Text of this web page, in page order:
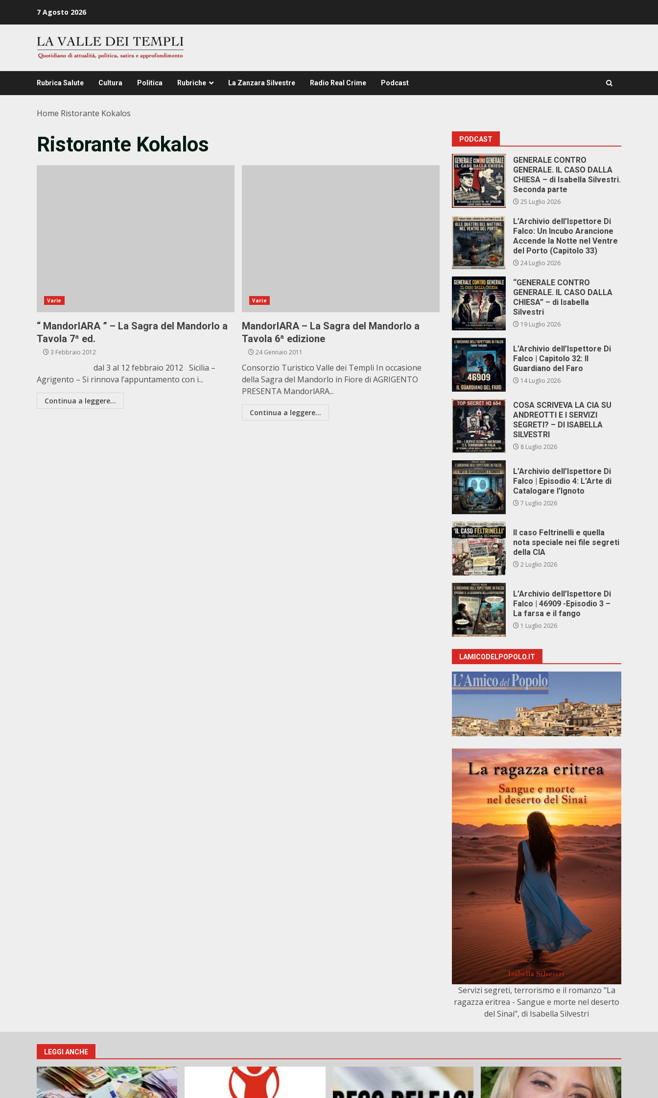
7 Agosto 2026
Rubrica Salute Cultura Politica Rubriche La Zanzara Silvestre Radio Real Crime Podcast
Home Ristorante Kokalos
Ristorante Kokalos
Varie
“ MandorlARA ” – La Sagra del Mandorlo a
Tavola 7ª ed.
3 Febbraio 2012
dal 3 al 12 febbraio 2012 Sicilia –
Agrigento – Si rinnova l’appuntamento con i...
Continua a leggere...
Varie
MandorlARA – La Sagra del Mandorlo a
Tavola 6ª edizione
24 Gennaio 2011
Consorzio Turistico Valle dei Templi In occasione
della Sagra del Mandorlo in Fiore di AGRIGENTO
PRESENTA MandorlARA...
Continua a leggere...
PODCAST
GENERALE CONTRO
GENERALE. IL CASO DALLA
CHIESA – di Isabella Silvestri.
Seconda parte
25 Luglio 2026
L’Archivio dell’Ispettore Di
Falco: Un Incubo Arancione
Accende la Notte nel Ventre
del Porto (Capitolo 33)
24 Luglio 2026
“GENERALE CONTRO
GENERALE. IL CASO DALLA
CHIESA” – di Isabella
Silvestri
19 Luglio 2026
L’Archivio dell’Ispettore Di
Falco | Capitolo 32: Il
Guardiano del Faro
14 Luglio 2026
COSA SCRIVEVA LA CIA SU
ANDREOTTI E I SERVIZI
SEGRETI? – DI ISABELLA
SILVESTRI
8 Luglio 2026
L’Archivio dell’Ispettore Di
Falco | Episodio 4: L’Arte di
Catalogare l’Ignoto
7 Luglio 2026
Il caso Feltrinelli e quella
nota speciale nei file segreti
della CIA
2 Luglio 2026
L’Archivio dell’Ispettore Di
Falco | 46909 -Episodio 3 –
La farsa e il fango
1 Luglio 2026
LAMICODELPOPOLO.IT
Servizi segreti, terrorismo e il romanzo "La
ragazza eritrea - Sangue e morte nel deserto
del Sinai", di Isabella Silvestri
LEGGI ANCHE